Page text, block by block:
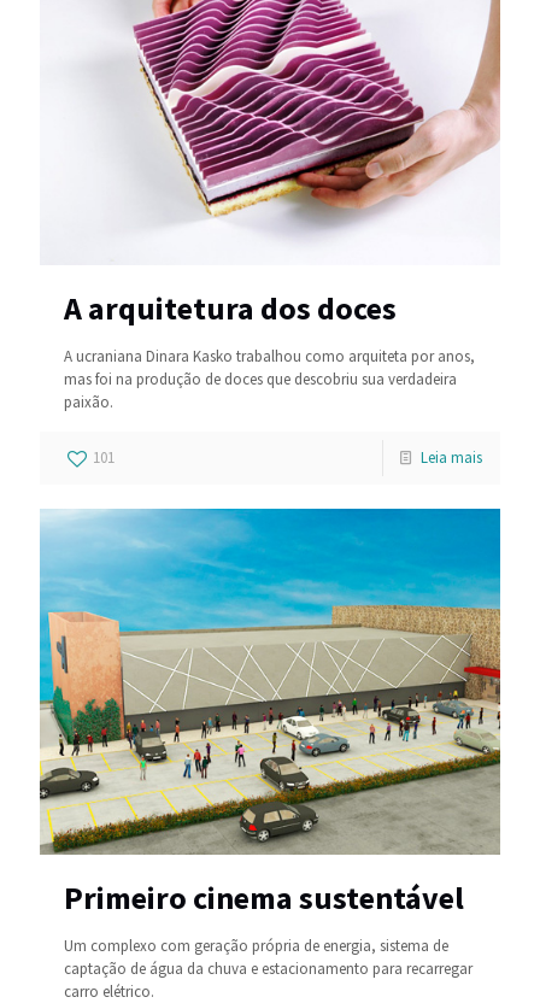
A arquitetura dos doces
A ucraniana Dinara Kasko trabalhou como arquiteta por anos,
mas foi na produção de doces que descobriu sua verdadeira
paixão.
101 Leia mais
Primeiro cinema sustentável
Um complexo com geração própria de energia, sistema de
captação de água da chuva e estacionamento para recarregar
carro elétrico.